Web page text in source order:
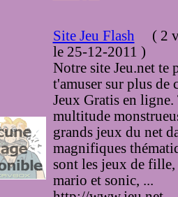
Site Jeu Flash (2
le 25-12-2011 )
Notre site Jeu.net te
t'amuser sur plus de
Jeux Gratis en
multitude
grands jeux du net
magnifiques
sont les jeux de fille,
mario et sonic, ...